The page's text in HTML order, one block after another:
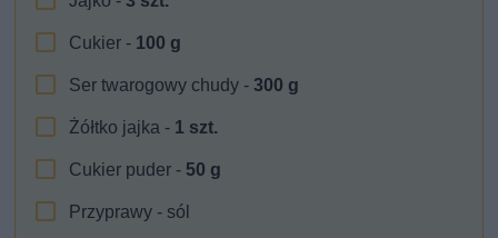
Cukier - 100 g
Ser twarogowy chudy -300 g
Żółtko jajka - 1 szt.
Cukier puder - 50 g
Przyprawy - sól